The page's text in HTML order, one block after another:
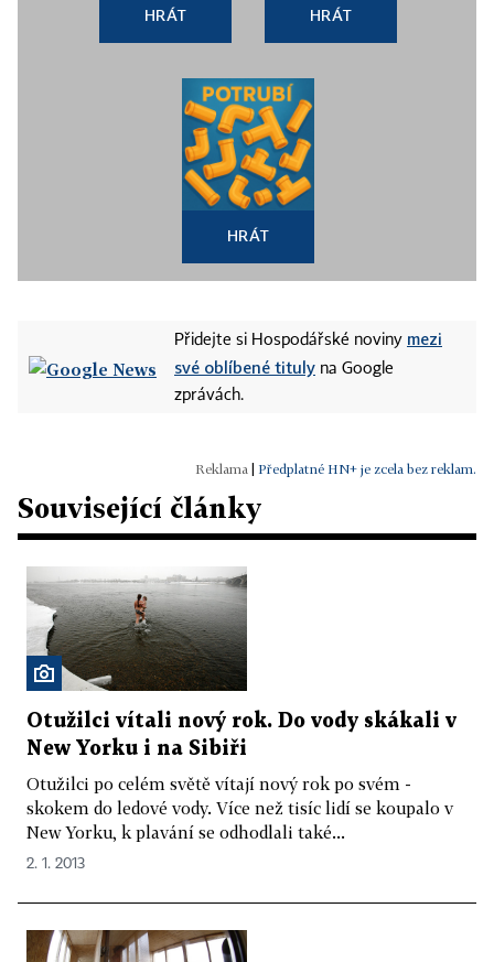
HRÁT HRÁT
HRÁT
Přidejte si Hospodářské noviny mezi
své oblíbené tituly na Google
zprávách.
Předplatné HN+ je zcela bez reklam.
Související články
Otužilci vítali nový rok. Do vody skákali v
New Yorku i na Sibiři
Otužilci po celém světě vítají nový rok po svém -
skokem do ledové vody. Více než tisíc lidí se koupalo v
New Yorku, k plavání se odhodlali také...
2. 1. 2013